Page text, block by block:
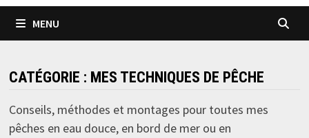
MENU
CATÉGORIE : MES TECHNIQUES DE PÊCHE
Conseils, méthodes et montages pour toutes mes
pêches en eau douce, en bord de mer ou en